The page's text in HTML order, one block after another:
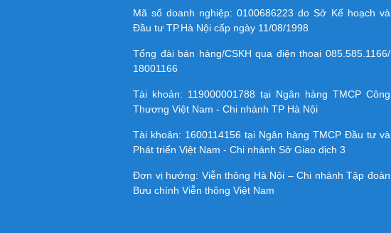
Mã số doanh nghiệp:0100686223 do Sở Kế hoạch và
Đầu tư TP.Hà Nội cấp ngày 11/08/1998
Tổng đài bán hàng/CSKH qua điện thoại 085.585.1166/
18001166
Tài khoản: 119000001788 tại Ngân hàng TMCP Công
Thương Việt Nam - Chi nhánh TP Hà Nội
Tài khoản: 1600114156 tại Ngân hàng TMCP Ðầu tư và
Phát triển Việt Nam - Chi nhánh Sở Giao dịch 3
Đơn vị hưởng: Viễn thông Hà Nội – Chi nhánh Tập đoàn
Bưu chính Viễn thông Việt Nam